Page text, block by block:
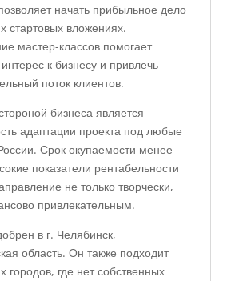
начать прибыльное дело
стартовых вложениях.
мастер-классов помогает
к бизнесу и привлечь
поток клиентов.
бизнеса является
адаптации проекта под любые
Срок окупаемости менее
показатели рентабельности
не только творчески,
привлекательным.
в г. Челябинск,
область. Он также подходит
городов, где нет собственных